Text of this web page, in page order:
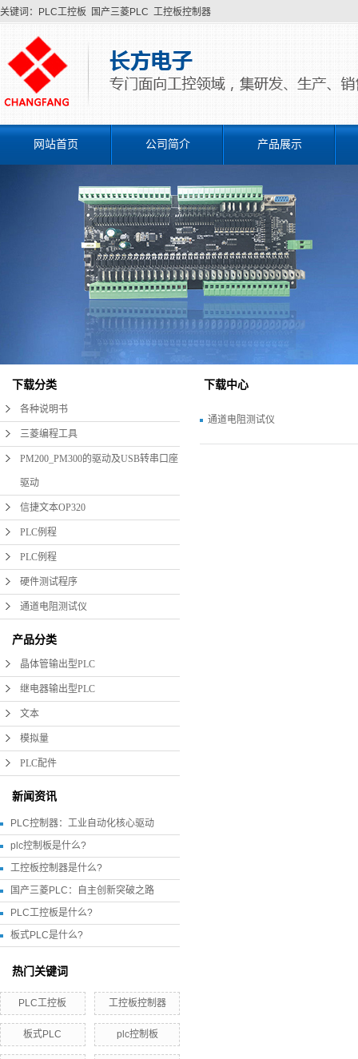
关键词： PLC工控板 国产三菱PLC 工控板控制器
网站首页 公司简介 产品展示
下载分类
各种说明书
三菱编程工具
PM200_PM300的驱动及USB转串口座
驱动
信捷文本OP320
PLC例程
PLC例程
硬件测试程序
通道电阻测试仪
产品分类
晶体管输出型PLC
继电器输出型PLC
文本
模拟量
PLC配件
新闻资讯
PLC控制器：工业自动化核心驱动
plc控制板是什么?
工控板控制器是什么?
国产三菱PLC：自主创新突破之路
PLC工控板是什么?
板式PLC是什么?
热门关键词
PLC工控板 工控板控制器
板式PLC plc控制板
下载中心
通道电阻测试仪